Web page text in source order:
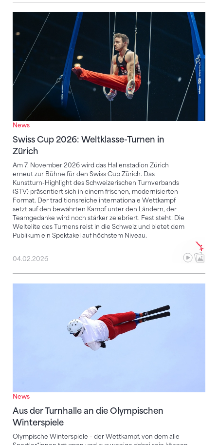
News
Swiss Cup 2026: Weltklasse-Turnen in
Zürich
Am 7. November 2026 wird das Hallenstadion Zürich
erneut zur Bühne für den Swiss Cup Zürich. Das
Kunstturn-Highlight des Schweizerischen Turnverbands
(STV) präsentiert sich in einem frischen, modernisierten
Format. Der traditionsreiche internationale Wettkampf
setzt auf den bewährten Kampf unter den Ländern, der
Teamgedanke wird noch stärker zelebriert. Fest steht: Die
Weltelite des Turnens reist in die Schweiz und bietet dem
Publikum ein Spektakel auf höchstem Niveau.
Swiss Cup 2026: Weltklasse-Turnen in Zürich
04.02.2026
News
Aus der Turnhalle an die Olympischen
Winterspiele
Olympische Winterspiele – der Wettkampf, von dem alle